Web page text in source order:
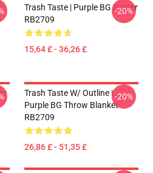
Trash Taste | Purple BG Poster
RB2709
15,64 £ - 36,26 £
-20%
Trash Taste W/ Outline |
Purple BG Throw Blanket
RB2709
26,86 £ - 51,35 £
-20%